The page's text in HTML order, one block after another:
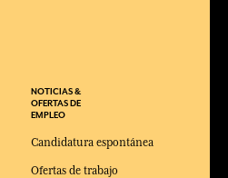
NOTICIAS &
OFERTAS DE
EMPLEO
Candidatura espontánea
Ofertas de trabajo